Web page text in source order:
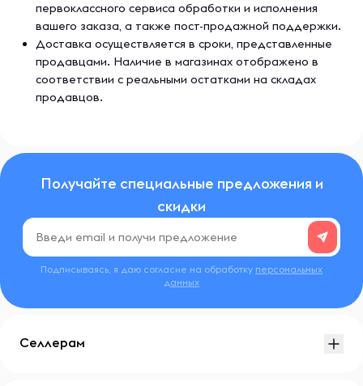
первоклассного сервиса обработки и исполнения
вашего заказа, а также пост-продажной поддержки.
Доставка осуществляется в сроки, представленные
продавцами. Наличие в магазинах отображено в
соответствии с реальными остатками на складах
продавцов.
Получайте специальные предложения и
скидки
Подписываясь, я даю согласие на обработку персональных
данных
Селлерам